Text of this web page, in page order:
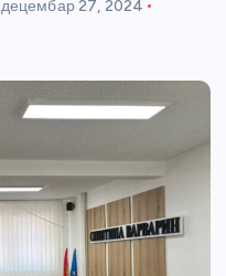
децембар 27, 2024